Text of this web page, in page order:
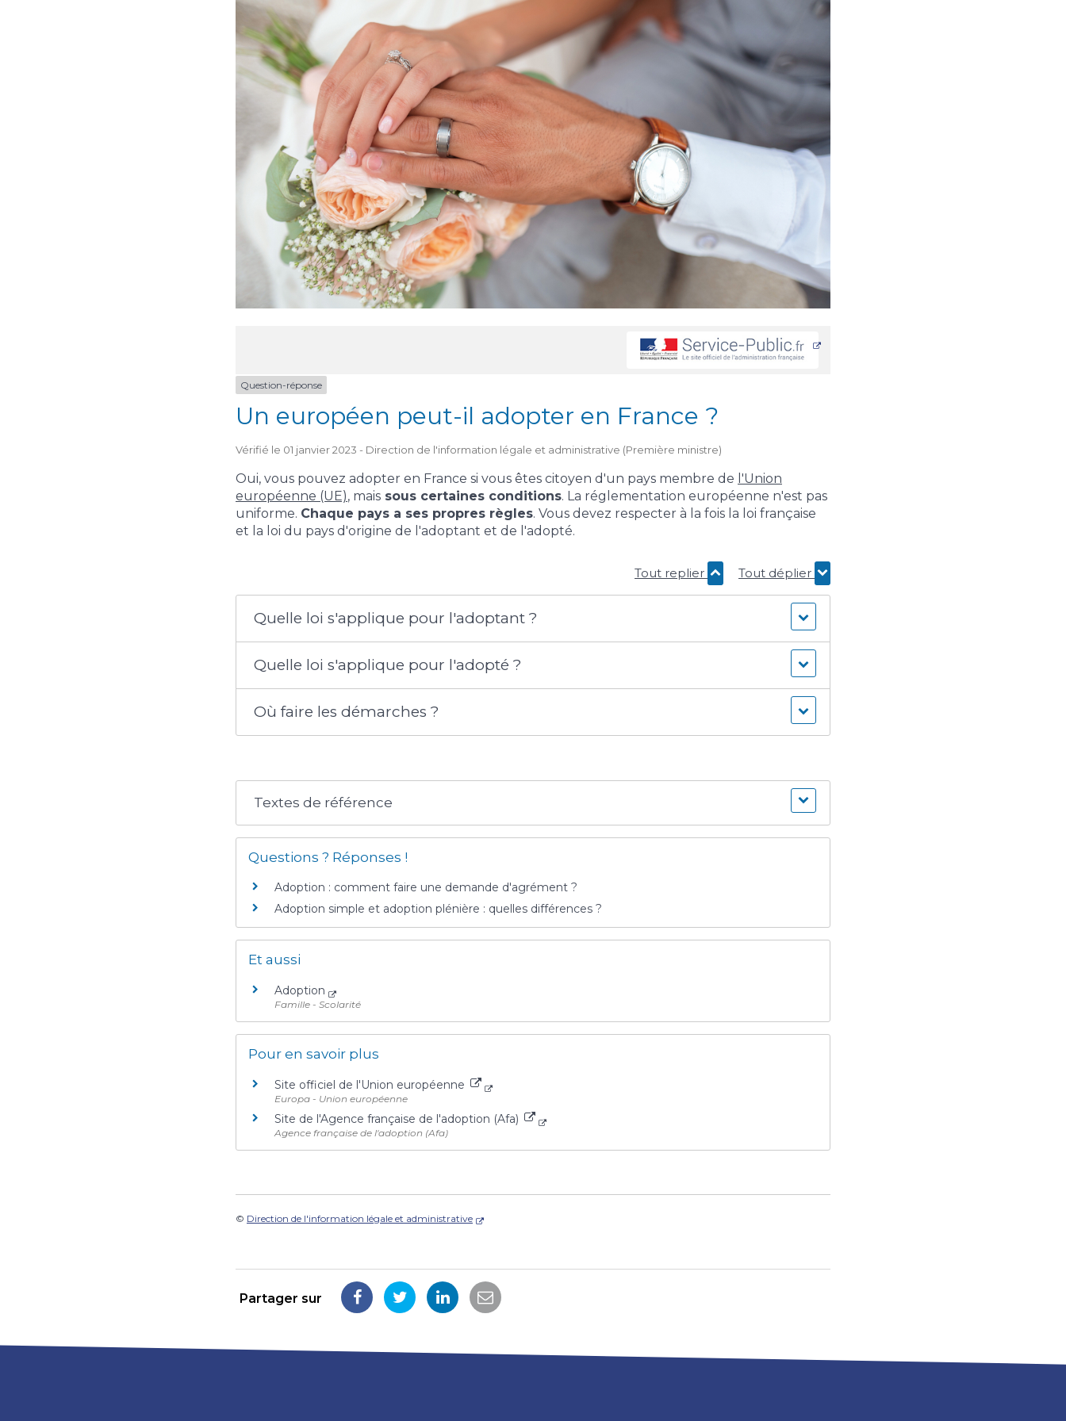
Question-réponse
Un européen peut-il adopter en France ?
Vérifié le 01 janvier 2023 - Direction de l'information légale et administrative (Première ministre)
Oui, vous pouvez adopter en France si vous êtes citoyen d'un pays membre de l'Union
européenne (UE), mais sous certaines conditions. La réglementation européenne n'est pas
uniforme. Chaque pays a ses propres règles. Vous devez respecter à la fois la loi française
et la loi du pays d'origine de l'adoptant et de l'adopté.
Tout replier Tout déplier
Quelle loi s'applique pour l'adoptant ?
Quelle loi s'applique pour l'adopté ?
Où faire les démarches ?
Textes de référence
Questions ? Réponses !
Adoption : comment faire une demande d'agrément ?
Adoption simple et adoption plénière : quelles différences ?
Et aussi
Adoption
Famille - Scolarité
Pour en savoir plus
Site officiel de l'Union européenne
Europa - Union européenne
Site de l'Agence française de l'adoption (Afa)
Agence française de l'adoption (Afa)
© Direction de l'information légale et administrative
Partager sur
Partager
Facebook
Partager
Twitter
Partager
LinkedIn
Partager
email